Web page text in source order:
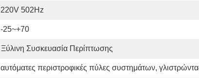
220V 502Hz
-25~+70
Ξύλινη Συσκευασία Περίπτωσης
αυτόματες περιστροφικές πύλες συστημάτων,